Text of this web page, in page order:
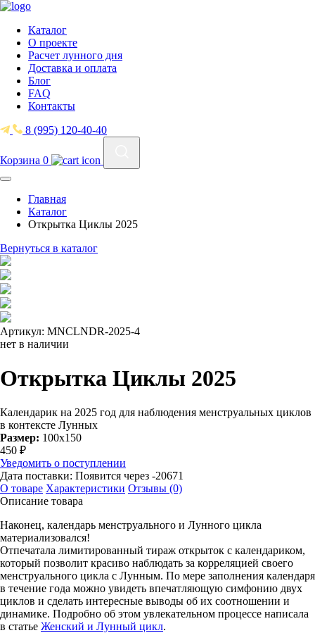
Каталог
О проекте
Расчет лунного дня
Доставка и оплата
Блог
FAQ
Контакты
8 (995) 120-40-40
Корзина 0
Главная
Каталог
Открытка Циклы 2025
Вернуться в каталог
Артикул: MNCLNDR-2025-4
нет в наличии
Открытка Циклы 2025
Календарик на 2025 год для наблюдения менструальных циклов
в контексте Лунных
Размер: 100х150
450 ₽
Уведомить о поступлении
Дата поставки: Появится через -20671
О товаре Характеристики Отзывы (0)
Описание товара
Наконец, календарь менструального и Лунного цикла
материализовался!
Отпечатала лимитированный тираж открыток с календариком,
который позволит красиво наблюдать за корреляцией своего
менструального цикла с Лунным. По мере заполнения календаря
в течение года можно увидеть впечатляющую симфонию двух
циклов и сделать интересные выводы об их соотношении и
динамике. Подробно об этом увлекательном процессе написала
в статье Женский и Лунный цикл.